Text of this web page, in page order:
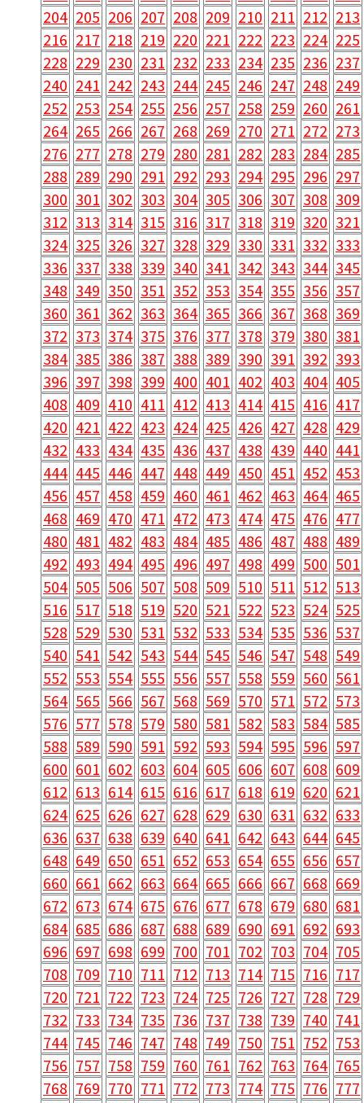
204 205 206 207 208 209 210 211 212 213
216 217 218 219 220 221 222 223 224 225
228 229 230 231 232 233 234 235 236 237
240 241 242 243 244 245 246 247 248 249
252 253 254 255 256 257 258 259 260 261
264 265 266 267 268 269 270 271 272 273
276 277 278 279 280 281 282 283 284 285
288 289 290 291 292 293 294 295 296 297
300 301 302 303 304 305 306 307 308 309
312 313 314 315 316 317 318 319 320 321
324 325 326 327 328 329 330 331 332 333
336 337 338 339 340 341 342 343 344 345
348 349 350 351 352 353 354 355 356 357
360 361 362 363 364 365 366 367 368 369
372 373 374 375 376 377 378 379 380 381
384 385 386 387 388 389 390 391 392 393
396 397 398 399 400 401 402 403 404 405
408 409 410 411 412 413 414 415 416 417
420 421 422 423 424 425 426 427 428 429
432 433 434 435 436 437 438 439 440 441
444 445 446 447 448 449 450 451 452 453
456 457 458 459 460 461 462 463 464 465
468 469 470 471 472 473 474 475 476 477
480 481 482 483 484 485 486 487 488 489
492 493 494 495 496 497 498 499 500 501
504 505 506 507 508 509 510 511 512 513
516 517 518 519 520 521 522 523 524 525
528 529 530 531 532 533 534 535 536 537
540 541 542 543 544 545 546 547 548 549
552 553 554 555 556 557 558 559 560 561
564 565 566 567 568 569 570 571 572 573
576 577 578 579 580 581 582 583 584 585
588 589 590 591 592 593 594 595 596 597
600 601 602 603 604 605 606 607 608 609
612 613 614 615 616 617 618 619 620 621
624 625 626 627 628 629 630 631 632 633
636 637 638 639 640 641 642 643 644 645
648 649 650 651 652 653 654 655 656 657
660 661 662 663 664 665 666 667 668 669
672 673 674 675 676 677 678 679 680 681
684 685 686 687 688 689 690 691 692 693
696 697 698 699 700 701 702 703 704 705
708 709 710 711 712 713 714 715 716 717
720 721 722 723 724 725 726 727 728 729
732 733 734 735 736 737 738 739 740 741
744 745 746 747 748 749 750 751 752 753
756 757 758 759 760 761 762 763 764 765
768 769 770 771 772 773 774 775 776 777